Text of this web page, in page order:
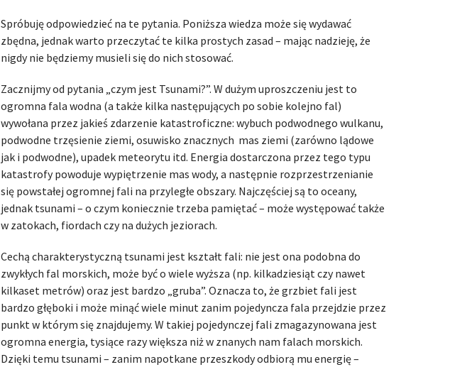
Spróbuję odpowiedzieć na te pytania. Poniższa wiedza może się wydawać
zbędna, jednak warto przeczytać te kilka prostych zasad – mając nadzieję, że
nigdy nie będziemy musieli się do nich stosować.
Zacznijmy od pytania „czym jest Tsunami?”. W dużym uproszczeniu jest to
ogromna fala wodna (a także kilka następujących po sobie kolejno fal)
wywołana przez jakieś zdarzenie katastroficzne: wybuch podwodnego wulkanu,
podwodne trzęsienie ziemi, osuwisko znacznych mas ziemi (zarówno lądowe
jak i podwodne), upadek meteorytu itd. Energia dostarczona przez tego typu
katastrofy powoduje wypiętrzenie mas wody, a następnie rozprzestrzenianie
się powstałej ogromnej fali na przyległe obszary. Najczęściej są to oceany,
jednak tsunami – o czym koniecznie trzeba pamiętać – może występować także
w zatokach, fiordach czy na dużych jeziorach.
Cechą charakterystyczną tsunami jest kształt fali: nie jest ona podobna do
zwykłych fal morskich, może być o wiele wyższa (np. kilkadziesiąt czy nawet
kilkaset metrów) oraz jest bardzo „gruba”. Oznacza to, że grzbiet fali jest
bardzo głęboki i może minąć wiele minut zanim pojedyncza fala przejdzie przez
punkt w którym się znajdujemy. W takiej pojedynczej fali zmagazynowana jest
ogromna energia, tysiące razy większa niż w znanych nam falach morskich.
Dzięki temu tsunami – zanim napotkane przeszkody odbiorą mu energię –